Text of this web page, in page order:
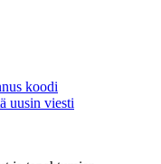
koodi
uusin viesti